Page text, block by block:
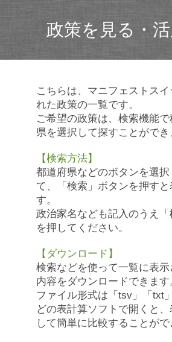
政策を見る・
こちらは、マニフェストスイ
れた政策の一覧です。
ご希望の政策は、検索機能
県を選択して探すことができ
【検索方法】
都道府県などのボタンを選択
て、「検索」ボタンを押すと
す。
政治家名なども記入のうえ
を押してください。
【ダウンロード】
検索などを使って一覧に表
内容をダウンロードできます
ファイル形式は「tsv」「txt
どの表計算ソフトで開くと
して簡単に比較することがで